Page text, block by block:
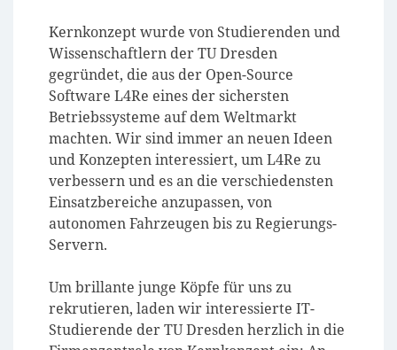
Kernkonzept wurde von Studierenden und
Wissenschaftlern der TU Dresden
gegründet, die aus der Open-Source
Software L4Re eines der sichersten
Betriebssysteme auf dem Weltmarkt
machten. Wir sind immer an neuen Ideen
und Konzepten interessiert, um L4Re zu
verbessern und es an die verschiedensten
Einsatzbereiche anzupassen, von
autonomen Fahrzeugen bis zu Regierungs-
Servern.
Um brillante junge Köpfe für uns zu
rekrutieren, laden wir interessierte IT-
Studierende der TU Dresden herzlich in die